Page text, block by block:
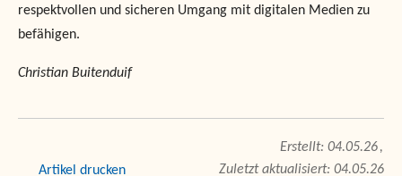
respektvollen und sicheren Umgang mit digitalen Medien zu
befähigen.
Christian Buitenduif
drucken
04.05.26
Zuletzt aktualisiert: 04.05.26